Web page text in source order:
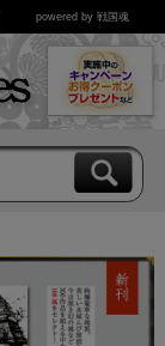
powered by 戦国魂